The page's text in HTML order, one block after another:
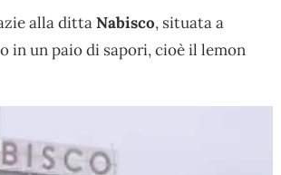
alla dittaNabisco, situata a
in un paio di sapori, cioè il lemon